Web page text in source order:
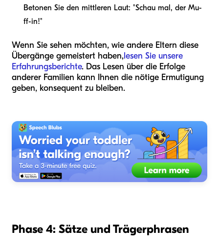
Betonen Sie den mittleren Laut: "Schau mal, der Mu-
ff-in!"
Wenn Sie sehen möchten, wie andere Eltern diese
Übergänge gemeistert haben,lesen Sie unsere
Erfahrungsberichte. Das Lesen über die Erfolge
anderer Familien kann Ihnen die nötige Ermutigung
geben, konsequent zu bleiben.
Phase 4: Sätze und Trägerphrasen